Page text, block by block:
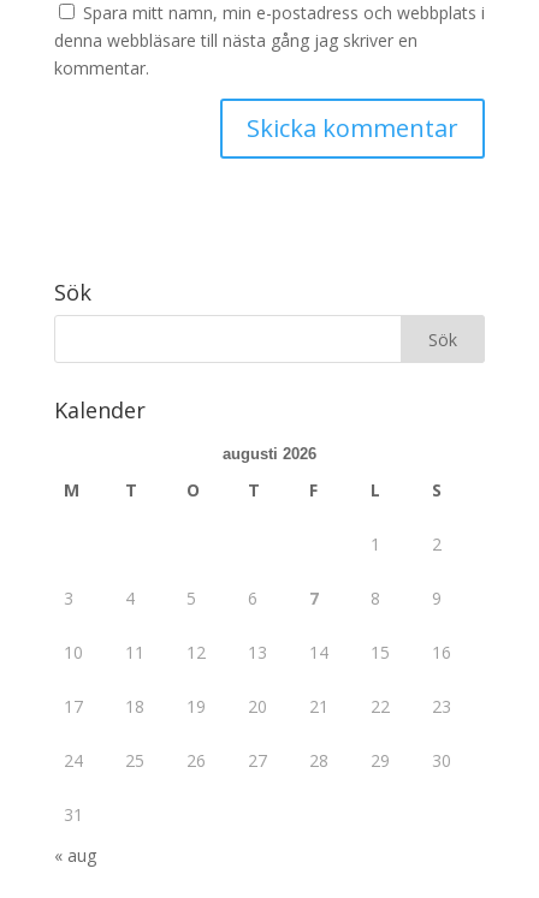
Spara mitt namn, min e-postadress och webbplats i
denna webbläsare till nästa gång jag skriver en
kommentar.
Sök
Kalender
augusti 2026
M T O T F L S
1 2
3 4 5 6 7 8 9
10 11 12 13 14 15 16
17 18 19 20 21 22 23
24 25 26 27 28 29 30
31
« aug